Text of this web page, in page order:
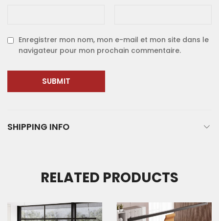
Enregistrer mon nom, mon e-mail et mon site dans le
navigateur pour mon prochain commentaire.
SHIPPING INFO
RELATED PRODUCTS